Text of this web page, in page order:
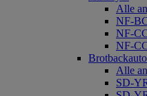
Alle
NF-
NF-
NF-
Alle
SD-